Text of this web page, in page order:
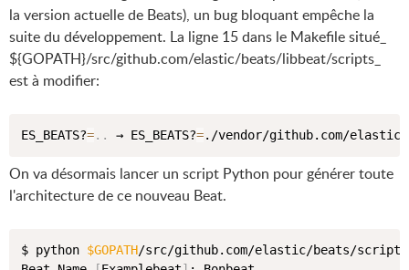
la version actuelle de Beats), un bug bloquant empêche la
suite du développement. La ligne 15 dans le Makefile situé_
${GOPATH}/src/github.com/elastic/beats/libbeat/scripts_
est à modifier:
ES_BEATS?=.. → ES_BEATS?=
On va désormais lancer un script Python pour générer toute
l'architecture de ce nouveau Beat.
$ python $GOPATH/src/github.com/elastic/beats/script/